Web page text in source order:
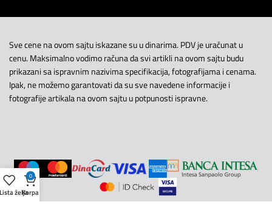
Sve cene na ovom sajtu iskazane su u dinarima. PDV je uračunat u
cenu. Maksimalno vodimo računa da svi artikli na ovom sajtu budu
prikazani sa ispravnim nazivima specifikacija, fotografijama i cenama.
Ipak, ne možemo garantovati da su sve navedene informacije i
fotografije artikala na ovom sajtu u potpunosti ispravne.
želja
0
Korpa